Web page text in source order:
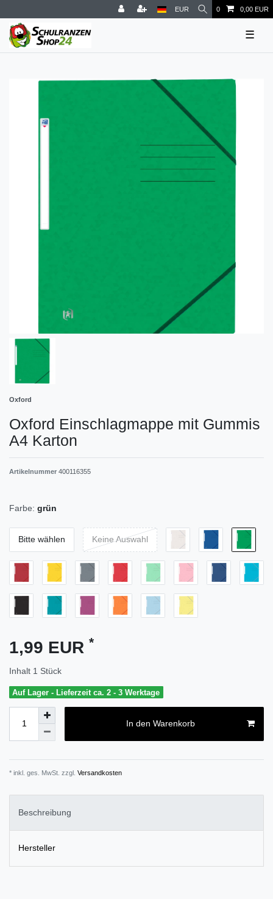
EUR 0 0,00 EUR
☰
Oxford
Oxford Einschlagmappe mit Gummis
A4 Karton
Artikelnummer 400116355
Farbe: grün
Bitte wählen Keine Auswahl
1,99 EUR *
Inhalt 1 Stück
Auf Lager - Lieferzeit ca. 2 - 3 Werktage
In den Warenkorb
* inkl. ges. MwSt. zzgl. Versandkosten
Beschreibung
Hersteller